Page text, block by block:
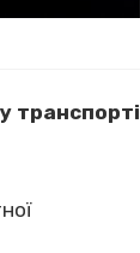
транспорті